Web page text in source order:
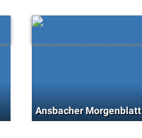
Ansbacher Morgenblatt